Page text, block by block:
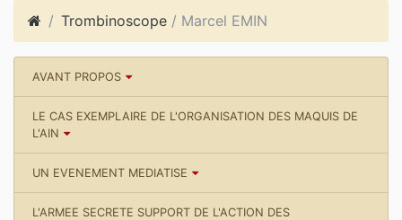
Trombinoscope / Marcel EMIN
AVANT PROPOS
LE CAS EXEMPLAIRE DE L'ORGANISATION DES MAQUIS DE
L'AIN
UN EVENEMENT MEDIATISE
L'ARMEE SECRETE SUPPORT DE L'ACTION DES